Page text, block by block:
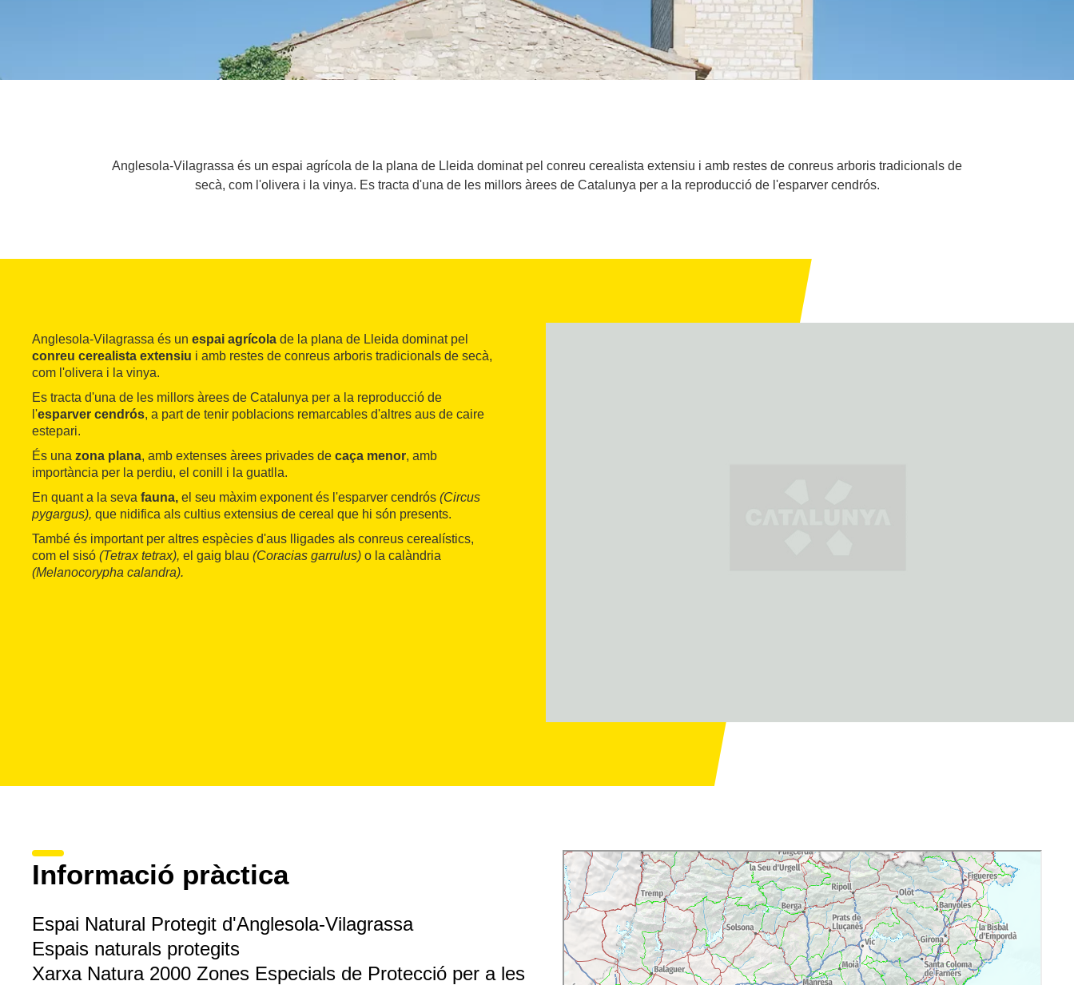
Anglesola-Vilagrassa és un espai agrícola de la plana de Lleida dominat pel conreu cerealista extensiu i amb restes de conreus arboris tradicionals de
secà, com l'olivera i la vinya. Es tracta d'una de les millors àrees de Catalunya per a la reproducció de l'esparver cendrós.
Anglesola-Vilagrassa és un espai agrícola de la plana de Lleida dominat pel
conreu cerealista extensiu i amb restes de conreus arboris tradicionals de secà,
com l'olivera i la vinya.
Es tracta d'una de les millors àrees de Catalunya per a la reproducció de
l'esparver cendrós, a part de tenir poblacions remarcables d'altres aus de caire
estepari.
És una zona plana, amb extenses àrees privades de caça menor, amb
importància per la perdiu, el conill i la guatlla.
En quant a la seva fauna, el seu màxim exponent és l'esparver cendrós (Circus
pygargus), que nidifica als cultius extensius de cereal que hi són presents.
També és important per altres espècies d'aus lligades als conreus cerealístics,
com el sisó (Tetrax tetrax), el gaig blau (Coracias garrulus) o la calàndria
(Melanocorypha calandra).
Informació pràctica
Espai Natural Protegit d'Anglesola-Vilagrassa
Espais naturals protegits
Xarxa Natura 2000 Zones Especials de Protecció per a les